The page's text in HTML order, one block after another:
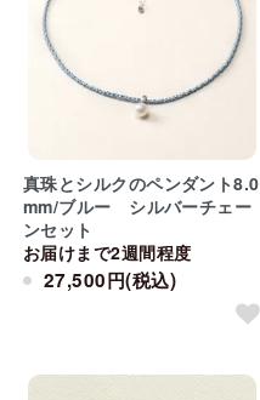
真珠とシルクのペンダント8.0
mm/ブルー シルバーチェー
ンセット
お届けまで2週間程度
27,500円(税込)